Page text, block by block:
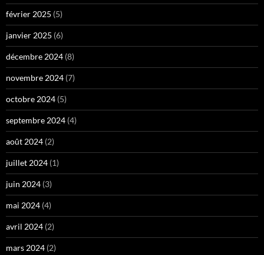
février 2025 (5)
janvier 2025 (6)
décembre 2024 (8)
novembre 2024 (7)
octobre 2024 (5)
septembre 2024 (4)
août 2024 (2)
juillet 2024 (1)
juin 2024 (3)
mai 2024 (4)
avril 2024 (2)
mars 2024 (2)